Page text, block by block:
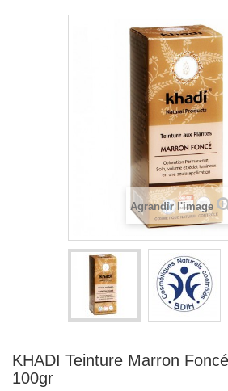
Agrandir l'image
KHADI Teinture Marron
100gr